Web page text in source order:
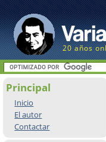
20 años
Principal
Inicio
El autor
Contactar